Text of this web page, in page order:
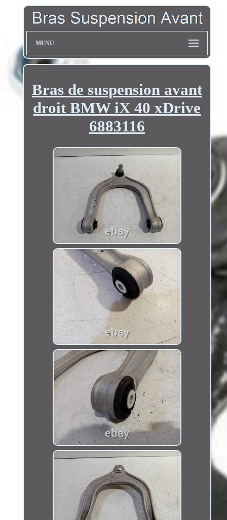
MENU
Bras de suspension avant
droit BMW iX 40 xDrive
6883116